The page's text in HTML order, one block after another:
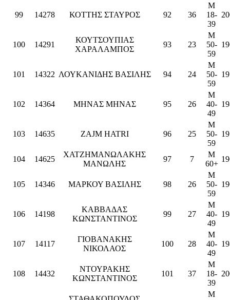
99 14278 ΚΟΤΤΗΣ ΣΤΑΥΡΟΣ 92 36
M
18-
39
100 14291
ΚΟΥΤΣΟΥΠΙΑΣ
ΧΑΡΑΛΑΜΠΟΣ
93 23
M
50-
59
101 14322 ΛΟΥΚΑΝΙΔΗΣ ΒΑΣΙΛΗΣ 94 24
M
50-
59
102 14364 ΜΗΝΑΣ ΜΗΝΑΣ 95 26
M
40-
49
103 14635 ZAJM HATRI 96 25
M
50-
59
104 14625
ΧΑΤΖΗΜΑΝΩΛΑΚΗΣ
ΜΑΝΩΛΗΣ
97 7
M
60+
105 14346 ΜΑΡΚΟΥ ΒΑΣΙΛΗΣ 98 26
M
50-
59
106 14198
ΚΑΒΒΑΔΑΣ
ΚΩΝΣΤΑΝΤΙΝΟΣ
99 27
M
40-
49
107 14117
ΓΙΟΒΑΝΑΚΗΣ
ΝΙΚΟΛΑΟΣ
100 28
M
40-
49
108 14432
ΝΤΟΥΡΑΚΗΣ
ΚΩΝΣΤΑΝΤΙΝΟΣ
101 37
M
18-
39
M